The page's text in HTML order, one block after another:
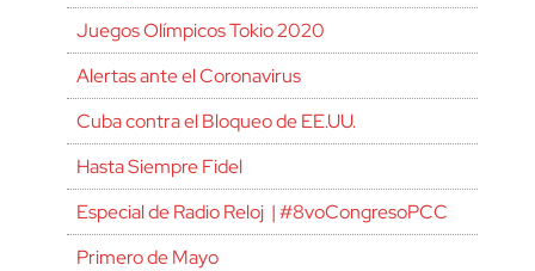
Juegos Olímpicos Tokio 2020
Alertas ante el Coronavirus
Cuba contra el Bloqueo de EE.UU.
Hasta Siempre Fidel
Especial de Radio Reloj | #8voCongresoPCC
Primero de Mayo